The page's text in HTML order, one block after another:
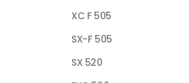
XC F 505
SX-F 505
SX 520